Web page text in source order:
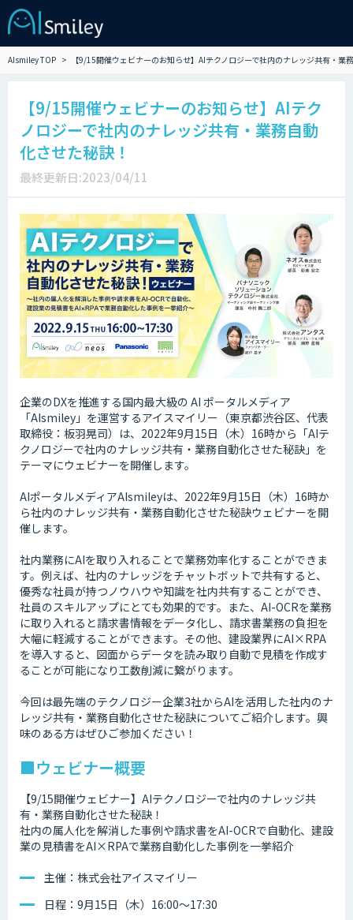
AIsmiley TOP 【9/15開催ウェビナーのお知らせ】AIテクノロジーで社内のナレッジ共有・業
【9/15開催ウェビナーのお知らせ】AIテク
ノロジーで社内のナレッジ共有・業務自動
化させた秘訣！
最終更新日:2023/04/11
企業のDXを推進する国内最大級の AI ポータルメディア
「AIsmiley」を運営するアイスマイリー（東京都渋谷区、代表
取締役：板羽晃司）は、2022年9月15日（木）16時から「AIテ
クノロジーで社内のナレッジ共有・業務自動化させた秘訣」を
テーマにウェビナーを開催します。
AIポータルメディアAIsmileyは、2022年9月15日（木）16時か
ら社内のナレッジ共有・業務自動化させた秘訣ウェビナーを開
催します。
社内業務にAIを取り入れることで業務効率化することができま
す。例えば、社内のナレッジをチャットボットで共有すると、
優秀な社員が持つノウハウや知識を社内共有することができ、
社員のスキルアップにとても効果的です。また、AI-OCRを業務
に取り入れると請求書情報をデータ化し、請求書業務の負担を
大幅に軽減することができます。その他、建設業界にAI×RPA
を導入すると、図面からデータを読み取り自動で見積を作成す
ることが可能になり工数削減に繋がります。
今回は最先端のテクノロジー企業3社からAIを活用した社内のナ
レッジ共有・業務自動化させた秘訣についてご紹介します。興
味のある方はぜひご参加ください！
■ウェビナー概要
【9/15開催ウェビナー】AIテクノロジーで社内のナレッジ共
有・業務自動化させた秘訣！
社内の属人化を解消した事例や請求書をAI-OCRで自動化、建設
業の見積書をAI×RPAで業務自動化した事例を一挙紹介
主催：株式会社アイスマイリー
日程：9月15日（木）16:00～17:30